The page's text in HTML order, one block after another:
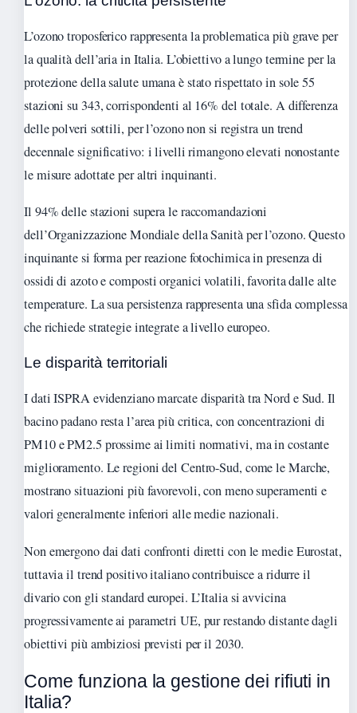
L’ozono troposferico rappresenta la problematica più grave per
la qualità dell’aria in Italia. L’obiettivo a lungo termine per la
protezione della salute umana è stato rispettato in sole 55
stazioni su 343, corrispondenti al 16% del totale. A differenza
delle polveri sottili, per l’ozono non si registra un trend
decennale significativo: i livelli rimangono elevati nonostante
le misure adottate per altri inquinanti.
Il 94% delle stazioni supera le raccomandazioni
dell’Organizzazione Mondiale della Sanità per l’ozono. Questo
inquinante si forma per reazione fotochimica in presenza di
ossidi di azoto e composti organici volatili, favorita dalle alte
temperature. La sua persistenza rappresenta una sfida complessa
che richiede strategie integrate a livello europeo.
Le disparità territoriali
I dati ISPRA evidenziano marcate disparità tra Nord e Sud. Il
bacino padano resta l’area più critica, con concentrazioni di
PM10 e PM2.5 prossime ai limiti normativi, ma in costante
miglioramento. Le regioni del Centro-Sud, come le Marche,
mostrano situazioni più favorevoli, con meno superamenti e
valori generalmente inferiori alle medie nazionali.
Non emergono dai dati confronti diretti con le medie Eurostat,
tuttavia il trend positivo italiano contribuisce a ridurre il
divario con gli standard europei. L’Italia si avvicina
progressivamente ai parametri UE, pur restando distante dagli
obiettivi più ambiziosi previsti per il 2030.
Come funziona la gestione dei rifiuti in
Italia?